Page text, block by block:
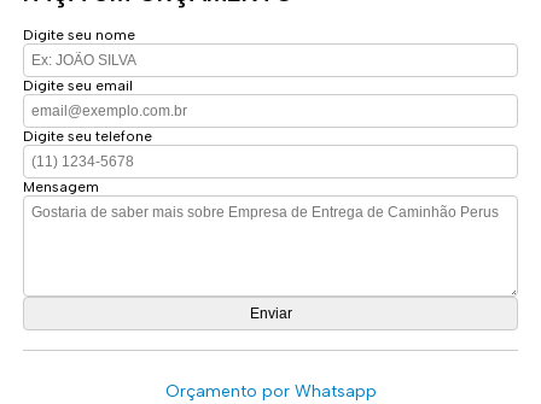
Digite seu nome
Digite seu email
Digite seu telefone
Mensagem
Orçamento por Whatsapp